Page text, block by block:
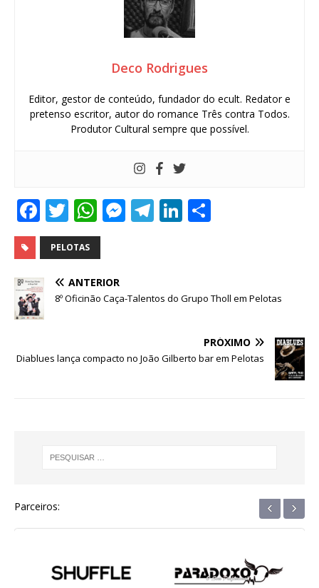
Deco Rodrigues
Editor, gestor de conteúdo, fundador do ecult. Redator e
pretenso escritor, autor do romance Três contra Todos.
Produtor Cultural sempre que possível.
F
a
c
e
b
o
k
T
w
it
te
r
W
h
at
s
A
M
n
r
T
ra
Li
dI
PELOTAS
ANTERIOR
8º Oficinão Caça-Talentos do Grupo Tholl em Pelotas
PRÓXIMO
Diablues lança compacto no João Gilberto bar em Pelotas
Parceiros: ‹ ›